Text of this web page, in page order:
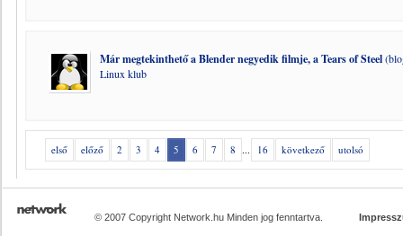
Már megtekinthető a Blender negyedik filmje, a Tears of Steel
Linux klub
első előző 2 3 4 5 6 7 8 ... 16 következő utolsó
© 2007 Copyright Network.hu Minden jog fenntartva.